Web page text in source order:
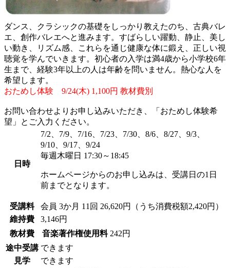
ダンス、クラシックの基礎をしっかり教えたのち、古典バレ
エ、創作バレエへと進みます。すばらしい躍動、静止、美し
い動き、リズム感、これらを通じ健康な体に鍛え、正しい視
聴覚を学んでいきます。初心者の入学は満4歳から小学校6年
生まで、経験3年以上の人は年齢を問いません。熱心な人を
希望します。
おためし体験 9/24(木) 1,100円 教材費別
お問い合わせよりお申し込みいただき、「おためし体験希
望」とご入力ください。
日時
7/2、7/9、7/16、7/23、7/30、8/6、8/27、9/3、
9/10、9/17、9/24
毎週木曜日 17:30～18:45
ホームページからのお申し込みは、受講日の1日
前までとなります。
受講料 会員 3か月 11回 26,620円（うち消費税額2,420円）
維持費
3,146円
教材費
音楽著作権使用料 242円
途中受講 できます
見学
できます